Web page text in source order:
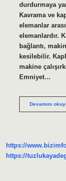
durdurmaya
Kavrama ve
elemanlar
elemanlardır.
bağlantı,
kesilebilir.
makine
Emniyet…
Devamını
https://
https://